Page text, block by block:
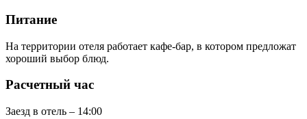
Питание
На территории отеля работает кафе-бар, в котором предложат
хороший выбор блюд.
Расчетный час
Заезд в отель – 14:00